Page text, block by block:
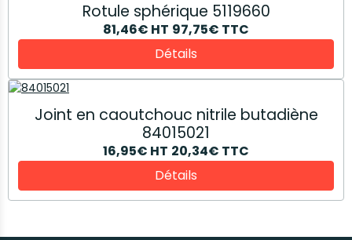
Rotule sphérique 5119660
81,46€ HT 97,75€ TTC
Détails
Joint en caoutchouc nitrile butadiène
84015021
16,95€ HT 20,34€ TTC
Détails